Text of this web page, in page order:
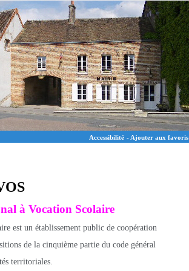
Accessibilité - Ajouter aux favoris
à Vocation Scolaire
est un établissement public de coopération
de la cinquième partie du code général
territoriales.